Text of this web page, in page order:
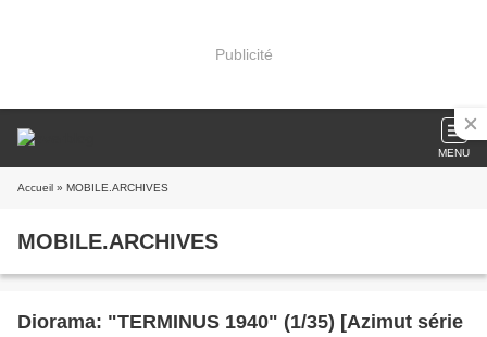
Publicité
MENU
Accueil » MOBILE.ARCHIVES
MOBILE.ARCHIVES
Diorama: "TERMINUS 1940" (1/35) [Azimut série